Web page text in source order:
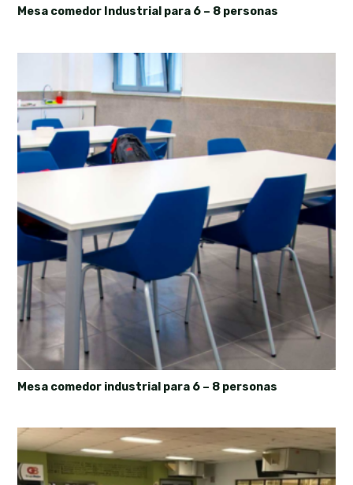
Mesa comedor Industrial para 6 – 8 personas
Mesa comedor industrial para 6 – 8 personas